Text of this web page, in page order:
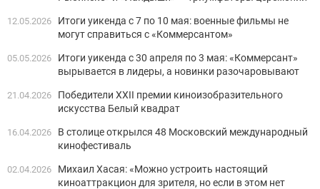
12.05.2026
Итоги уикенда с 7 по 10 мая: военные фильмы не
могут справиться с «Коммерсантом»
05.05.2026
Итоги уикенда с 30 апреля по 3 мая: «Коммерсант»
вырывается в лидеры, а новинки разочаровывают
21.04.2026
Победители XXII премии киноизобразительного
искусства Белый квадрат
16.04.2026
В столице открылся 48 Московский международный
кинофестиваль
02.04.2026
Михаил Хасая: «Можно устроить настоящий
киноаттракцион для зрителя, но если в этом нет